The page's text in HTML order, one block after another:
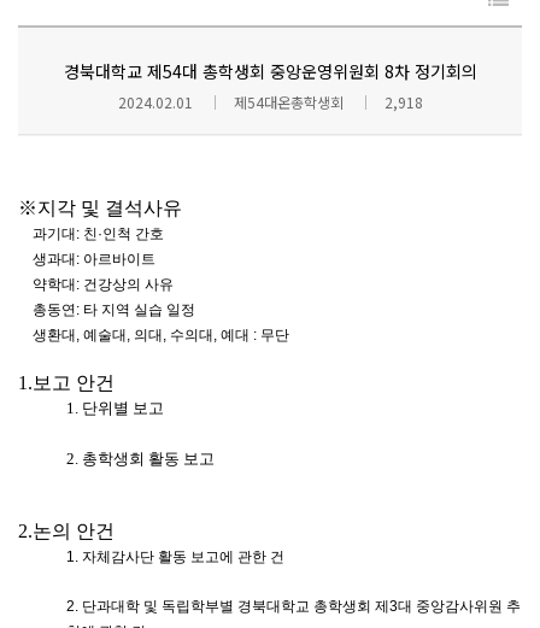
경북대학교 제54대 총학생회 중앙운영위원회 8차 정기회의
2024.02.01 제54대온총학생회 2,918
※지각 및 결석사유
과기대: 친·인척 간호
생과대: 아르바이트
약학대: 건강상의 사유
총동연: 타 지역 실습 일정
생환대, 예술대, 의대, 수의대, 예대 : 무단
1. 보고 안건
1. 단위별 보고
2. 총학생회 활동 보고
2.논의 안건
1. 자체감사단 활동 보고에 관한 건
2. 단과대학 및 독립학부별 경북대학교 총학생회 제3대 중앙감사위원 추